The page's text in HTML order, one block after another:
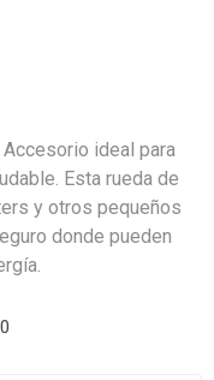
ideal para
Esta rueda de
y otros pequeños
donde pueden